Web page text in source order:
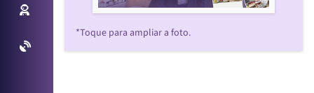
Reconhecimento Facial
*Toque para ampliar a foto.